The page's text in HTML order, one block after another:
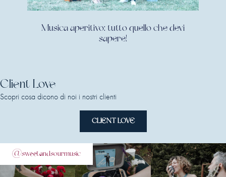
Musica aperitivo: tutto quello che devi
sapere!
Client Love
Scopri cosa dicono di noi i nostri clienti
CLIENT LOVE
@sweetandsourmusic